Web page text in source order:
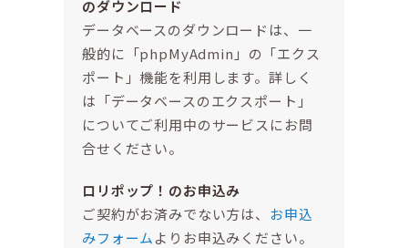
のダウンロード
データベースのダウンロードは、一
般的に「phpMyAdmin」の「エクス
ポート」機能を利用します。詳しく
は「データベースのエクスポート」
についてご利用中のサービスにお問
合せください。
ロリポップ！のお申込み
ご契約がお済みでない方は、 お申込
みフォームよりお申込みください。